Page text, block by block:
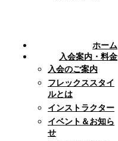
ホーム
入会案内・料金
入会のご案内
フレックススタイ
ルとは
インストラクター
イベント＆お知ら
せ